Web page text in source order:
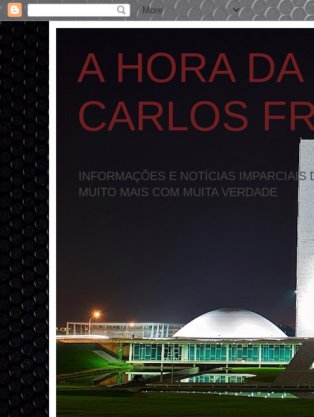
A HORA
CARLOS
INFORMAÇÕES E NOTÍCIAS
MUITO MAIS COM MUITA VERDADE